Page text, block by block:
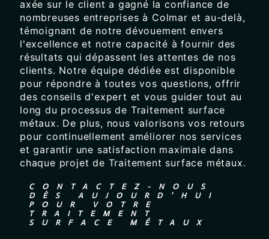
axée sur le client a gagné la confiance de
nombreuses entreprises à Colmar et au-delà,
témoignant de notre dévouement envers
l'excellence et notre capacité à fournir des
résultats qui dépassent les attentes de nos
clients. Notre équipe dédiée est disponible
pour répondre à toutes vos questions, offrir
des conseils d'expert et vous guider tout au
long du processus de Traitement surface
métaux. De plus, nous valorisons vos retours
pour continuellement améliorer nos services
et garantir une satisfaction maximale dans
chaque projet de Traitement surface métaux.
CONTACTEZ-NOUS
DÈS AUJOURD'HUI
POUR VOTRE
TRAITEMENT
SURFACE MÉTAUX